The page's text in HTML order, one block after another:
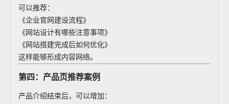
可以推荐：
《企业官网建设流程》
《网站设计有哪些注意事项》
《网站搭建完成后如何优化》
这样能够形成内容网络。
第四：产品页推荐案例
产品介绍结束后，可以增加：